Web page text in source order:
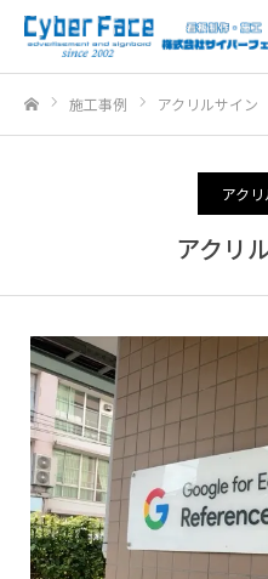
施工事例 アクリルサイン
アク
アクリ